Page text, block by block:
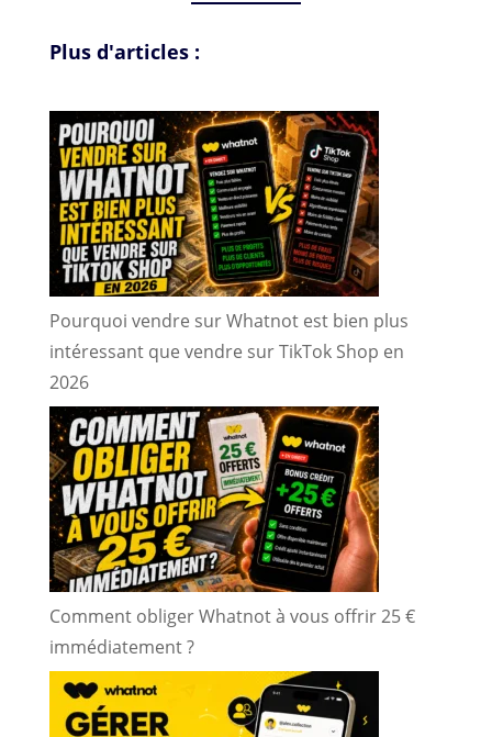
Plus d'articles :
Pourquoi vendre sur Whatnot est bien plus
intéressant que vendre sur TikTok Shop en
2026
Comment obliger Whatnot à vous offrir 25 €
immédiatement ?